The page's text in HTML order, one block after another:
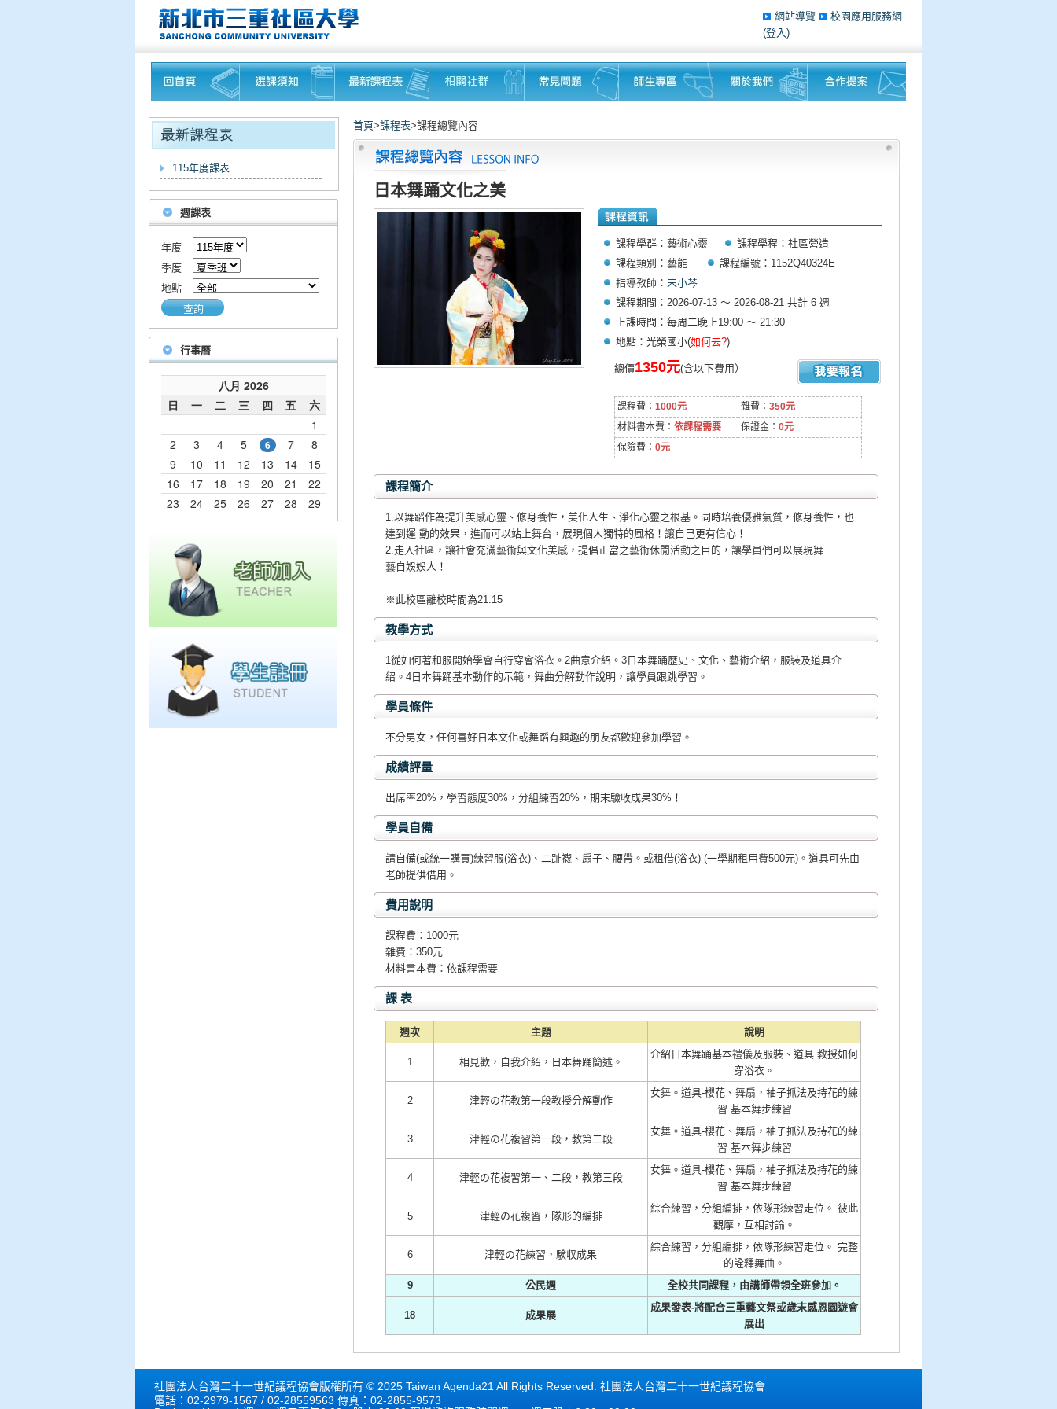
網站導覽
校園應用服務網
(登入)
115年度課表
週課表
年度
季度
地點
查詢
行事曆
首頁>課程表>課程總覽內容
日本舞踊文化之美
課程學群：藝術心靈
課程學程：社區營造
課程類別：藝能
課程編號：1152Q40324E
指導教師： 宋小琴
課程期間：2026-07-13 ～ 2026-08-21 共計 6 週
上課時間：每周二晚上19:00 ～ 21:30
地點：光榮國小(如何去?)
總價1350元(含以下費用）
課程費： 1000元 雜費： 350元
材料書本費： 依課程需要 保證金： 0元
保險費： 0元
課程簡介
1.以舞蹈作為提升美感心靈、修身養性，美化人生、淨化心靈之根基。同時培養優雅氣質，修身養性，也
達到運 動的效果，進而可以站上舞台，展現個人獨特的風格！讓自己更有信心！
2.走入社區，讓社會充滿藝術與文化美感，提倡正當之藝術休閒活動之目的，讓學員們可以展現舞
藝自娛娛人！
※此校區離校時間為21:15
教學方式
1從如何著和服開始學會自行穿會浴衣。2曲意介紹。3日本舞踊歷史、文化、藝術介紹，服裝及道具介
紹。4日本舞踊基本動作的示範，舞曲分解動作說明，讓學員跟跳學習。
學員條件
不分男女，任何喜好日本文化或舞蹈有興趣的朋友都歡迎參加學習。
成績評量
出席率20%，學習態度30%，分組練習20%，期末驗收成果30%！
學員自備
請自備(或統一購買)練習服(浴衣)、二趾襪、扇子、腰帶。或租借(浴衣) (一學期租用費500元)。道具可先由
老師提供借用。
費用說明
課程費：1000元
雜費：350元
材料書本費：依課程需要
課 表
週次 主題 說明
1 相見歡，自我介紹，日本舞踊簡述。
介紹日本舞踊基本禮儀及服裝、道具 教授如何
穿浴衣。
2 津輕の花教第一段教授分解動作
女舞。道具-櫻花、舞扇，袖子抓法及持花的練
習 基本舞步練習
3 津輕の花複習第一段，教第二段
女舞。道具-櫻花、舞扇，袖子抓法及持花的練
習 基本舞步練習
4 津輕の花複習第一、二段，教第三段
女舞。道具-櫻花、舞扇，袖子抓法及持花的練
習 基本舞步練習
5 津輕の花複習，隊形的編排
綜合練習，分組編排，依隊形練習走位。 彼此
觀摩，互相討論。
6 津輕の花練習，験収成果
綜合練習，分組編排，依隊形練習走位。 完整
的詮釋舞曲。
9
公民週 全校共同課程，由講師帶領全班參加。
18 成果展
成果發表-將配合三重藝文祭或歲末感恩園遊會
展出
社團法人台灣二十一世紀議程協會版權所有 © 2025 Taiwan Agenda21 All Rights Reserved. 社團法人台灣二十一世紀議程協會
電話：02-2979-1567 / 02-28559563 傳真：02-2855-9573